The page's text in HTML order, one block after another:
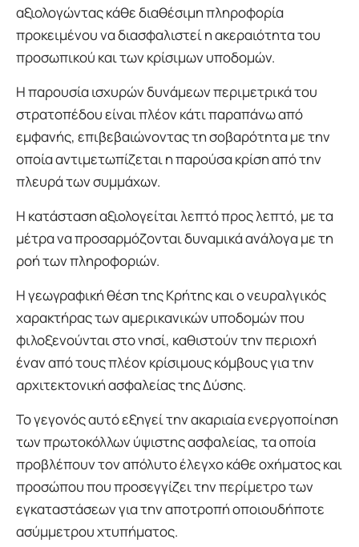
αξιολογώντας κάθε διαθέσιμη πληροφορία
προκειμένου να διασφαλιστεί η ακεραιότητα του
προσωπικού και των κρίσιμων υποδομών.
Η παρουσία ισχυρών δυνάμεων περιμετρικά του
στρατοπέδου είναι πλέον κάτι παραπάνω από
εμφανής, επιβεβαιώνοντας τη σοβαρότητα με την
οποία αντιμετωπίζεται η παρούσα κρίση από την
πλευρά των συμμάχων.
Η κατάσταση αξιολογείται λεπτό προς λεπτό, με τα
μέτρα να προσαρμόζονται δυναμικά ανάλογα με τη
ροή των πληροφοριών.
Η γεωγραφική θέση της Κρήτης και ο νευραλγικός
χαρακτήρας των αμερικανικών υποδομών που
φιλοξενούνται στο νησί, καθιστούν την περιοχή
έναν από τους πλέον κρίσιμους κόμβους για την
αρχιτεκτονική ασφαλείας της Δύσης.
Το γεγονός αυτό εξηγεί την ακαριαία ενεργοποίηση
των πρωτοκόλλων ύψιστης ασφαλείας, τα οποία
προβλέπουν τον απόλυτο έλεγχο κάθε οχήματος και
προσώπου που προσεγγίζει την περίμετρο των
εγκαταστάσεων για την αποτροπή οποιουδήποτε
ασύμμετρου χτυπήματος.